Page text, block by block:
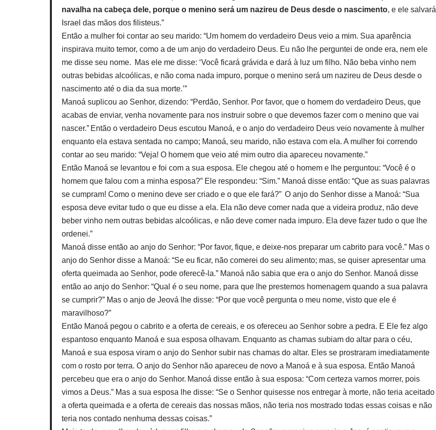
navalha na cabeça dele, porque o menino será um nazireu de Deus desde o nascimento, e ele salvará
Israel das mãos dos filisteus.”
Então a mulher foi contar ao seu marido: “Um homem do verdadeiro Deus veio a mim. Sua aparência
inspirava muito temor, como a de um anjo do verdadeiro Deus. Eu não lhe perguntei de onde era, nem ele
me disse seu nome. Mas ele me disse: ‘Você ficará grávida e dará à luz um filho. Não beba vinho nem
outras bebidas alcoólicas, e não coma nada impuro, porque o menino será um nazireu de Deus desde o
nascimento até o dia da sua morte.’”
Manoá suplicou ao Senhor, dizendo: “Perdão, Senhor. Por favor, que o homem do verdadeiro Deus, que
acabas de enviar, venha novamente para nos instruir sobre o que devemos fazer com o menino que vai
nascer.” Então o verdadeiro Deus escutou Manoá, e o anjo do verdadeiro Deus veio novamente à mulher
enquanto ela estava sentada no campo; Manoá, seu marido, não estava com ela. A mulher foi correndo
contar ao seu marido: “Veja! O homem que veio até mim outro dia apareceu novamente.”
Então Manoá se levantou e foi com a sua esposa. Ele chegou até o homem e lhe perguntou: “Você é o
homem que falou com a minha esposa?” Ele respondeu: “Sim.” Manoá disse então: “Que as suas palavras
se cumpram! Como o menino deve ser criado e o que ele fará?” O anjo do Senhor disse a Manoá: “Sua
esposa deve evitar tudo o que eu disse a ela. Ela não deve comer nada que a videira produz, não deve
beber vinho nem outras bebidas alcoólicas, e não deve comer nada impuro. Ela deve fazer tudo o que lhe
ordenei.”
Manoá disse então ao anjo do Senhor: “Por favor, fique, e deixe-nos preparar um cabrito para você.” Mas o
anjo do Senhor disse a Manoá: “Se eu ficar, não comerei do seu alimento; mas, se quiser apresentar uma
oferta queimada ao Senhor, pode oferecê-la.” Manoá não sabia que era o anjo do Senhor. Manoá disse
então ao anjo do Senhor: “Qual é o seu nome, para que lhe prestemos homenagem quando a sua palavra
se cumprir?” Mas o anjo de Jeová lhe disse: “Por que você pergunta o meu nome, visto que ele é
maravilhoso?”
Então Manoá pegou o cabrito e a oferta de cereais, e os ofereceu ao Senhor sobre a pedra. E Ele fez algo
espantoso enquanto Manoá e sua esposa olhavam. Enquanto as chamas subiam do altar para o céu,
Manoá e sua esposa viram o anjo do Senhor subir nas chamas do altar. Eles se prostraram imediatamente
com o rosto por terra. O anjo do Senhor não apareceu de novo a Manoá e à sua esposa. Então Manoá
percebeu que era o anjo do Senhor. Manoá disse então à sua esposa: “Com certeza vamos morrer, pois
vimos a Deus.” Mas a sua esposa lhe disse: “Se o Senhor quisesse nos entregar à morte, não teria aceitado
a oferta queimada e a oferta de cereais das nossas mãos, não teria nos mostrado todas essas coisas e não
teria nos contado nenhuma dessas coisas.”